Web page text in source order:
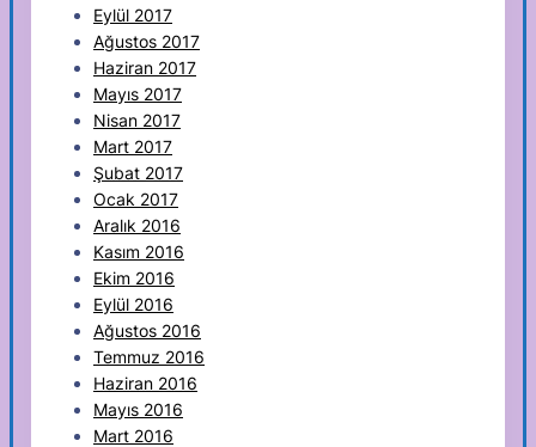
Eylül 2017
Ağustos 2017
Haziran 2017
Mayıs 2017
Nisan 2017
Mart 2017
Şubat 2017
Ocak 2017
Aralık 2016
Kasım 2016
Ekim 2016
Eylül 2016
Ağustos 2016
Temmuz 2016
Haziran 2016
Mayıs 2016
Mart 2016